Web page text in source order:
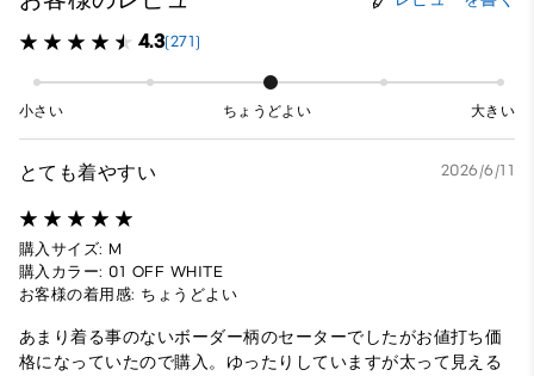
4.3(271)
小さい ちょうどよい 大きい
とても着やすい 2026/6/11
購入サイズ: M
購入カラー: 01 OFF WHITE
お客様の着用感: ちょうどよい
あまり着る事のないボーダー柄のセーターでしたがお値打ち価
格になっていたので購入。ゆったりしていますが太って見える